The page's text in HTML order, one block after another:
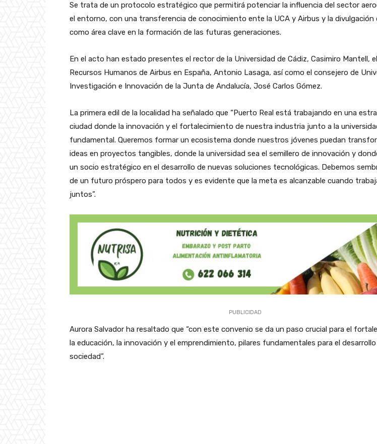
Se trata de un protocolo estratégico que permitirá potenciar la influencia del sector
el entorno, con una transferencia de conocimiento ente la UCA y Airbus y la divulgación
como área clave en la formación de las futuras generaciones.
En el acto han estado presentes el rector de la Universidad de Cádiz, Casimiro Mantell,
Recursos Humanos de Airbus en España, Antonio Lasaga, así como el consejero de
Investigación e Innovación de la Junta de Andalucía, José Carlos Gómez.
La primera edil de la localidad ha señalado que “Puerto Real está trabajando en una
ciudad donde la innovación y el fortalecimiento de nuestra industria junto a la
fundamental. Queremos formar un ecosistema donde nuestros jóvenes puedan
ideas en proyectos tangibles, donde la universidad sea el semillero de innovación y
un socio estratégico en el desarrollo de nuevas soluciones tecnológicas. Debemos
de un futuro próspero para todos y es evidente que la meta es alcanzable cuando
juntos”.
PUBLICIDAD
Aurora Salvador ha resaltado que “con este convenio se da un paso crucial para el
la educación, la innovación y el emprendimiento, pilares fundamentales para el
sociedad”.